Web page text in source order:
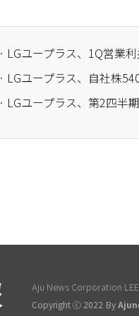
· LGユープラス、1Q営業
· LGユープラス、自社株
· LGユープラス、第2四
Aju News Corporation
Copyright ⓒ 2022 By